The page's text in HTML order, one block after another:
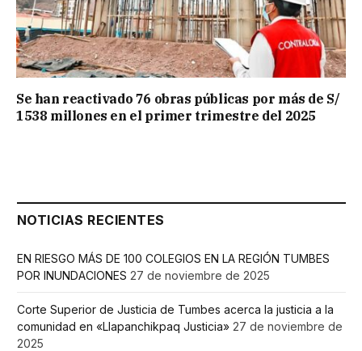
Se han reactivado 76 obras públicas por más de S/
1538 millones en el primer trimestre del 2025
NOTICIAS RECIENTES
EN RIESGO MÁS DE 100 COLEGIOS EN LA REGIÓN TUMBES
POR INUNDACIONES 27 de noviembre de 2025
Corte Superior de Justicia de Tumbes acerca la justicia a la
comunidad en «Llapanchikpaq Justicia» 27 de noviembre de
2025